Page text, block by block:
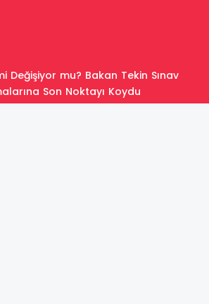
Son Noktayı Koydu